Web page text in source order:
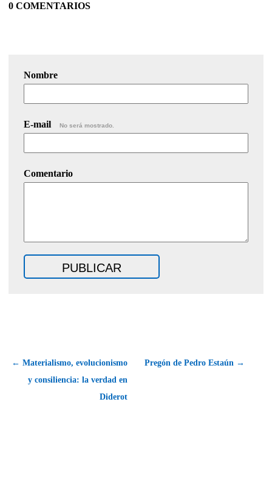
0 COMENTARIOS
Nombre
E-mail No será mostrado.
Comentario
← Materialismo, evolucionismo
y consiliencia: la verdad en
Diderot
Pregón de Pedro Estaún →